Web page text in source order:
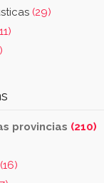
(29)
provincias (210)
(16)